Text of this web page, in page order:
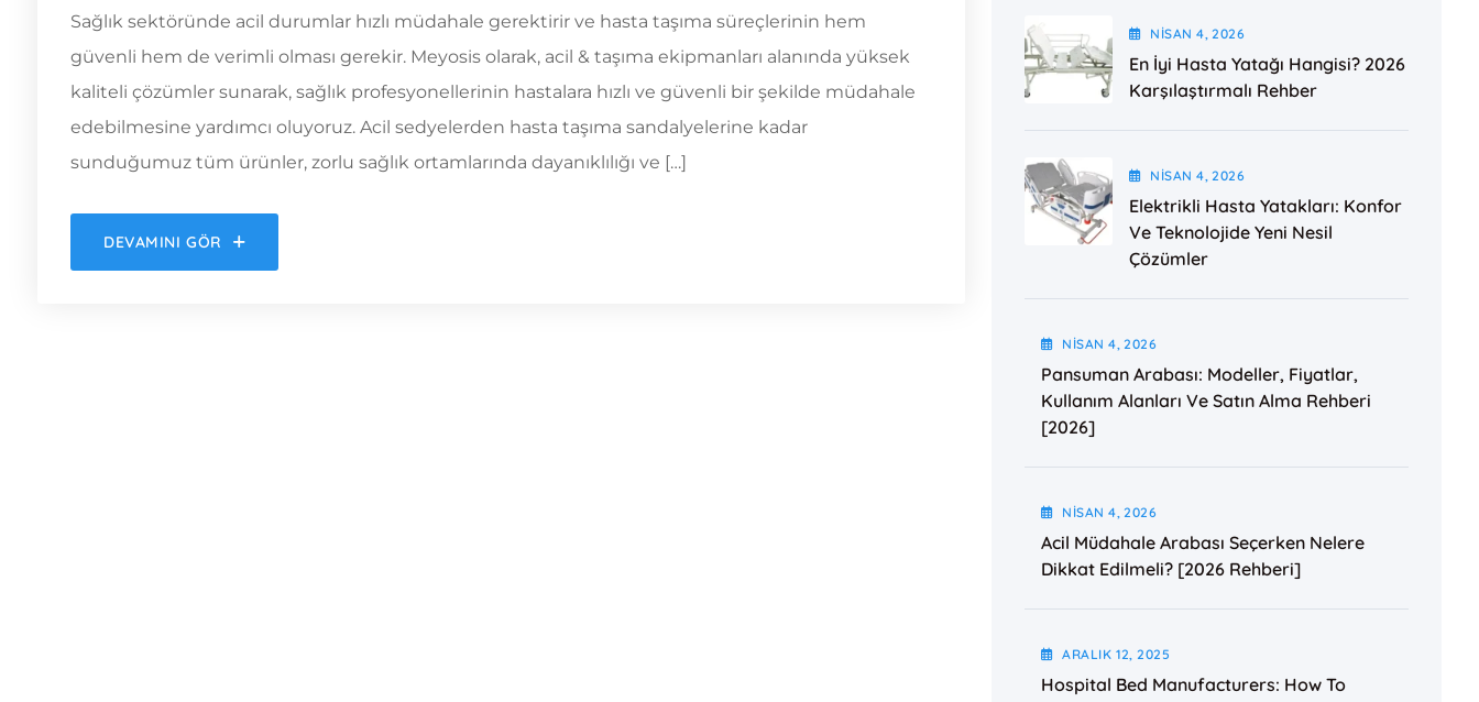
Sağlık sektöründe acil durumlar hızlı müdahale gerektirir ve hasta taşıma süreçlerinin hem
güvenli hem de verimli olması gerekir. Meyosis olarak, acil & taşıma ekipmanları alanında yüksek
kaliteli çözümler sunarak, sağlık profesyonellerinin hastalara hızlı ve güvenli bir şekilde müdahale
edebilmesine yardımcı oluyoruz. Acil sedyelerden hasta taşıma sandalyelerine kadar
sunduğumuz tüm ürünler, zorlu sağlık ortamlarında dayanıklılığı ve […]
DEVAMINI GÖR
NISAN4, 2026
En İyi Hasta Yatağı Hangisi? 2026
Karşılaştırmalı Rehber
NISAN4, 2026
Elektrikli Hasta Yatakları: Konfor
Ve Teknolojide Yeni Nesil
Çözümler
NISAN4, 2026
Pansuman Arabası: Modeller, Fiyatlar,
Kullanım Alanları Ve Satın Alma Rehberi
[2026]
NISAN4, 2026
Acil Müdahale Arabası Seçerken Nelere
Dikkat Edilmeli? [2026 Rehberi]
ARALIK 12, 2025
Hospital Bed Manufacturers: How To